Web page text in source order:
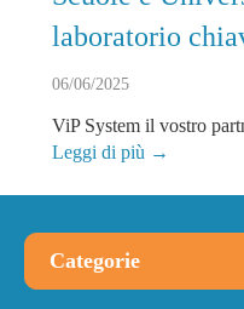
laboratorio
06/06/2025
ViP System il vostro
Leggi di più →
Categorie